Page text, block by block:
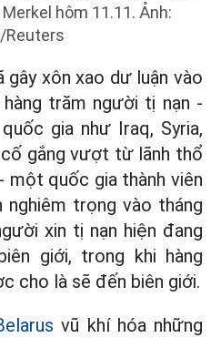
hôm 11.11. Ảnh:
Reuters
gây xôn xao dư luận vào
hàng trăm người tị nạn -
gia như Iraq, Syria,
gắng vượt từ lãnh thổ
một quốc gia thành viên
nghiêm trọng vào tháng
xin tị nạn hiện đang
giới, trong khi hàng
cho là sẽ đến biên giới.
vũ khí hóa những